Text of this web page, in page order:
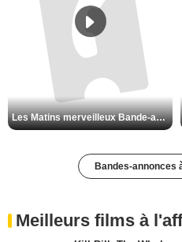
Les Matins merveilleux Bande-annonce VF
Bandes-annonces
Meilleurs films à